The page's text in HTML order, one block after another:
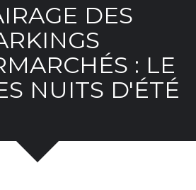
DES
: LE
NUITS D'ÉTÉ